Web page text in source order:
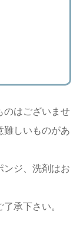
のはございませ
難しいものがあ
ジ、洗剤はお
承下さい。